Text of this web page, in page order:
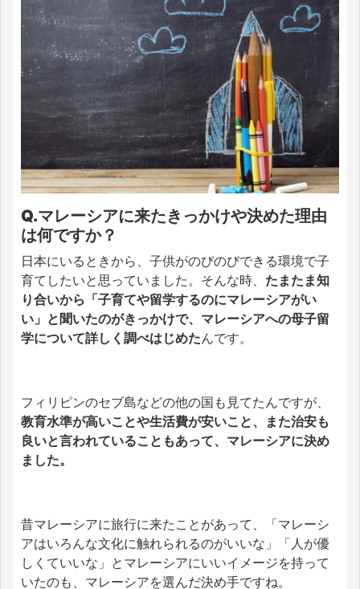
Q.マレーシアに来たきっかけや決めた理由
は何ですか？
日本にいるときから、子供がのびのびできる環境で子
育てしたいと思っていました。そんな時、 たまたま知
り合いから「子育てや留学するのにマレーシアがい
い」と聞いたのがきっかけで、マレーシアへの母子留
学について詳しく調べはじめたんです。
フィリピンのセブ島などの他の国も見てたんですが、
教育水準が高いことや生活費が安いこと、また治安も
良いと言われていることもあって、マレーシアに決め
ました。
昔マレーシアに旅行に来たことがあって、「マレーシ
アはいろんな文化に触れられるのがいいな」「人が優
しくていいな」とマレーシアにいいイメージを持って
いたのも、マレーシアを選んだ決め手ですね。